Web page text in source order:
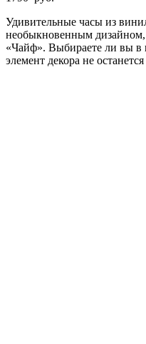
Удивительные часы из
необыкновенным
«Чайф». Выбираете ли вы в
элемент декора не